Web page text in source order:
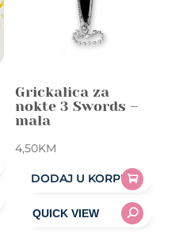
Grickalica za
nokte 3 Swords –
mala
4,50KM
DODAJ U KORPU